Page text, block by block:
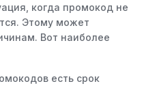
когда промокод не
Этому может
Вот наиболее
есть срок